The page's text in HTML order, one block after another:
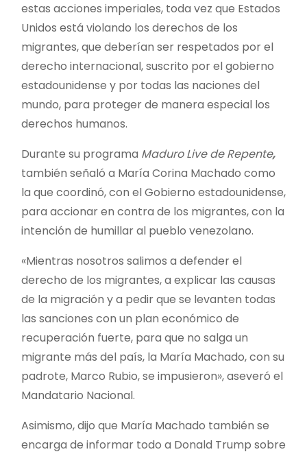
estas acciones imperiales, toda vez que Estados
Unidos está violando los derechos de los
migrantes, que deberían ser respetados por el
derecho internacional, suscrito por el gobierno
estadounidense y por todas las naciones del
mundo, para proteger de manera especial los
derechos humanos.
Durante su programa Maduro Live de Repente,
también señaló a María Corina Machado como
la que coordinó, con el Gobierno estadounidense,
para accionar en contra de los migrantes, con la
intención de humillar al pueblo venezolano.
«Mientras nosotros salimos a defender el
derecho de los migrantes, a explicar las causas
de la migración y a pedir que se levanten todas
las sanciones con un plan económico de
recuperación fuerte, para que no salga un
migrante más del país, la María Machado, con su
padrote, Marco Rubio, se impusieron», aseveró el
Mandatario Nacional.
Asimismo, dijo que María Machado también se
encarga de informar todo a Donald Trump sobre